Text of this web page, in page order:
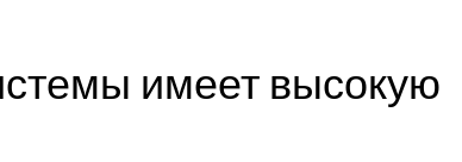
имеет высокую